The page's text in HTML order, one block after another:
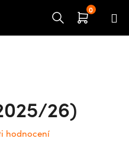
26)
hodnocení